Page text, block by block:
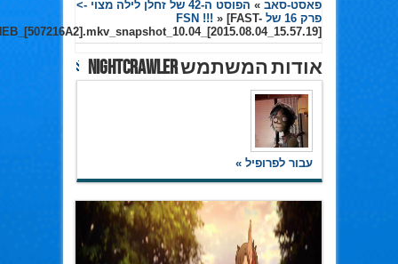
פאסט-סאב »
הפוסט ה-42 של זחלן לילה מצוי ->
פרק 16 של FSN !!!
» [FAST-
אודות המשתמש nightCrawler
עבור לפרופיל »